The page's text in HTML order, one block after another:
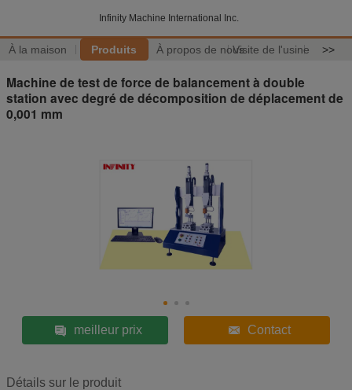
Infinity Machine International Inc.
À la maison Produits À propos de nousVisite de l'usine >>
Machine de test de force de balancement à double
station avec degré de décomposition de déplacement de
0,001 mm
meilleur prix Contact
Détails sur le produit